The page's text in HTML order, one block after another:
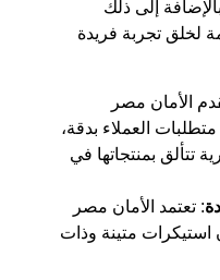
إلى ذلك
لخلق تجربة فريدة
الأمان مصر
العملاء بدقة،
تتألق بمنتجاتها في
: تعتمد الأمان مصر
متينة وذات